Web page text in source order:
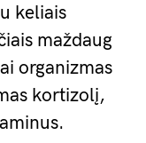
keliais
maždaug
organizmas
kortizolį,